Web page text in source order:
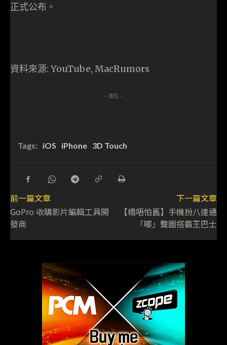
正式公布。
資料來源: YouTube, MacRumors
- 廣告 -
Tags: iOS iPhone 3D Touch
前一篇文章
GoPro 收購影片編輯工具開
發商
下一篇文章
【橋唔怕舊】手機扮八達通
「嘟」聲圖搭霸王巴士